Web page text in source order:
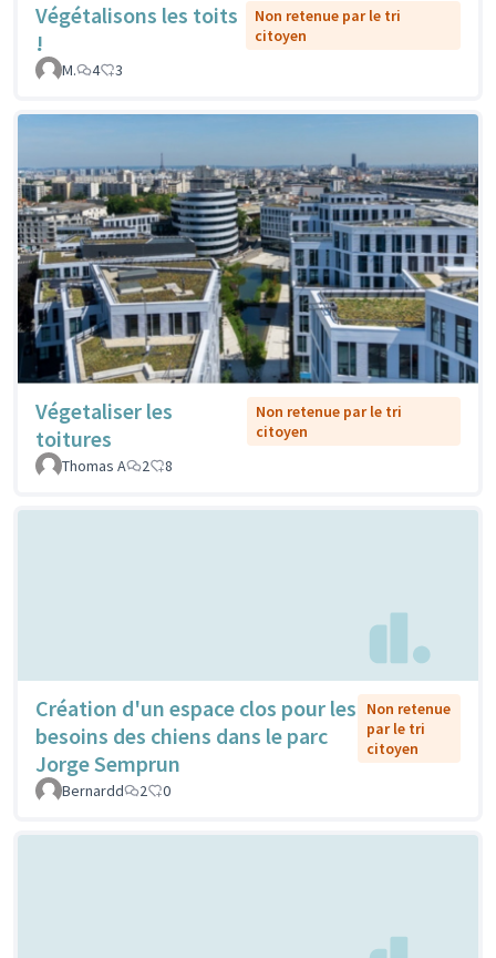
Végétalisons les toits
!
Non retenue par le tri
citoyen
M.
4 3
Végetaliser les
toitures
Non retenue par le tri
citoyen
Thomas A
2 8
Création d'un espace clos pour les
besoins des chiens dans le parc
Jorge Semprun
Non retenue
par le tri
citoyen
Bernardd 2 0